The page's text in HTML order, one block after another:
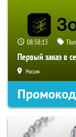
08:58:12
Первый заказ в
Россия
Промокод